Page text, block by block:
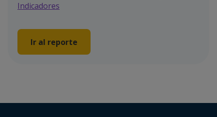
Indicadores
Ir al reporte